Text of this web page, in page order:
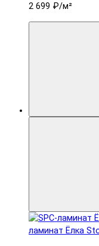
2 699 ₽/м²
ламинат Ëлка